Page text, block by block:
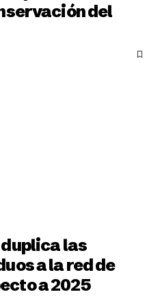
del
las
a la red de
a 2025